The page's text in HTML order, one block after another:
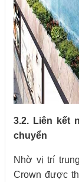
3.2. Liên kết
chuyển
Nhờ vị trí
Crown được